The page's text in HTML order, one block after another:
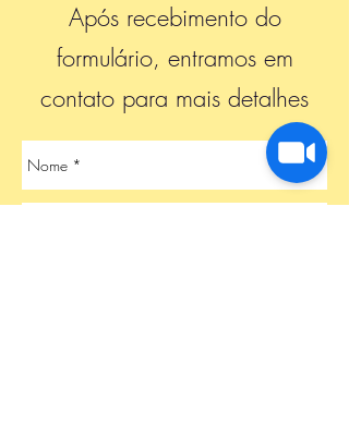
Após recebimento do
formulário, entramos em
contato para mais detalhes